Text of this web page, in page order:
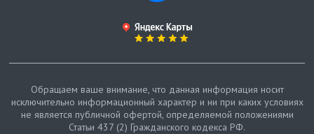
Обращаем ваше внимание, что данная информация носит
исключительно информационный характер и ни при каких условиях
не является публичной офертой, определяемой положениями
Статьи 437 (2) Гражданского кодекса РФ.